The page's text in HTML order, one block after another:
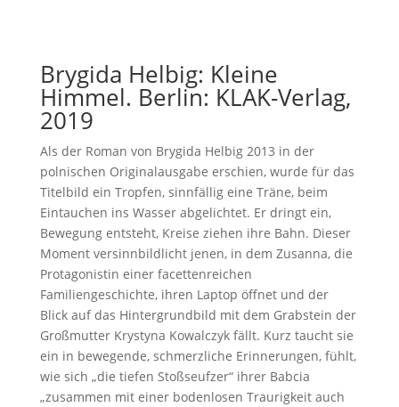
Brygida Helbig: Kleine
Himmel. Berlin: KLAK-Verlag,
2019
Als der Roman von Brygida Helbig 2013 in der
polnischen Originalausgabe erschien, wurde für das
Titelbild ein Tropfen, sinnfällig eine Träne, beim
Eintauchen ins Wasser abgelichtet. Er dringt ein,
Bewegung entsteht, Kreise ziehen ihre Bahn. Dieser
Moment versinnbildlicht jenen, in dem Zusanna, die
Protagonistin einer facettenreichen
Familiengeschichte, ihren Laptop öffnet und der
Blick auf das Hintergrundbild mit dem Grabstein der
Großmutter Krystyna Kowalczyk fällt. Kurz taucht sie
ein in bewegende, schmerzliche Erinnerungen, fühlt,
wie sich „die tiefen Stoßseufzer“ ihrer Babcia
„zusammen mit einer bodenlosen Traurigkeit auch